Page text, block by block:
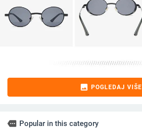
image POGLEDAJ VIŠE
more Popular in this category